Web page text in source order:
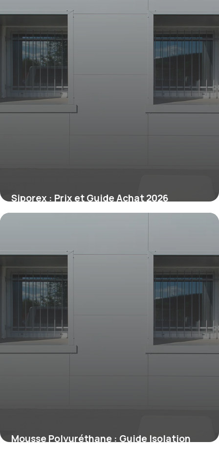
Siporex : Prix et Guide Achat 2026
26 juin 2026
Mousse Polyuréthane : Guide Isolation